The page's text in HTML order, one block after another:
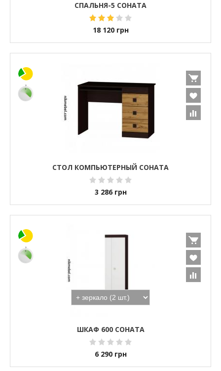
СПАЛЬНЯ-5 СОНАТА
18 120 грн
СТОЛ КОМПЬЮТЕРНЫЙ СОНАТА
3 286 грн
ШКАФ 600 СОНАТА
6 290 грн